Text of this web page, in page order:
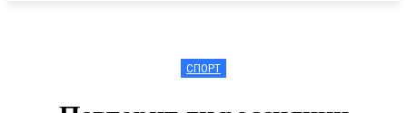
СПОРТ